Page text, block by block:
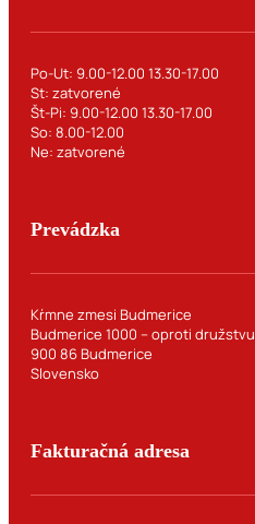
Po-Ut: 9.00-12.00 13.30-17.00
St: zatvorené
Št-Pi: 9.00-12.00 13.30-17.00
So: 8.00-12.00
Ne: zatvorené
Prevádzka
Kŕmne zmesi Budmerice
Budmerice 1000 – oproti družstvu
900 86 Budmerice
Slovensko
Fakturačná adresa